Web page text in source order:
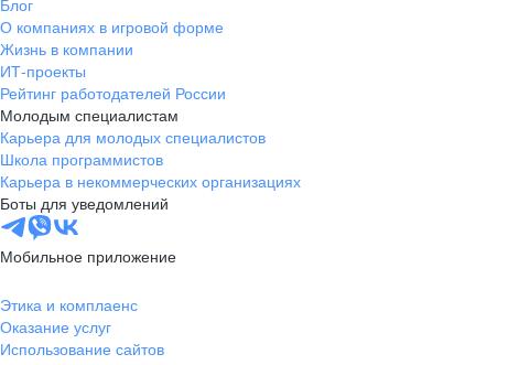
Блог
О компаниях в игровой форме
Жизнь в компании
ИТ-проекты
Рейтинг работодателей России
Молодым специалистам
Карьера для молодых специалистов
Школа программистов
Карьера в некоммерческих организациях
Боты для уведомлений
Мобильное приложение
Этика и комплаенс
Оказание услуг
Использование сайтов